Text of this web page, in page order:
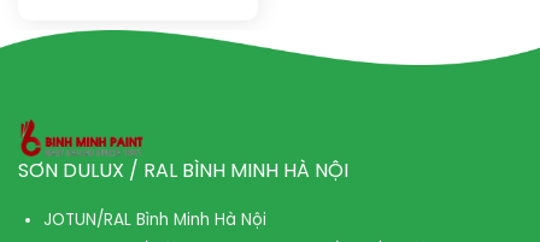
SƠN DULUX / RAL BÌNH MINH HÀ NỘI
JOTUN/RAL Bình Minh Hà Nội